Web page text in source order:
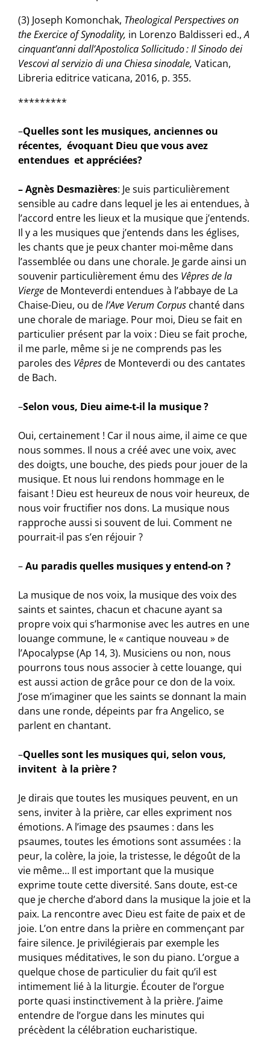
(3) Joseph Komonchak, Theological Perspectives on
the Exercice of Synodality, in Lorenzo Baldisseri ed.,A
cinquant’anni dall’Apostolica Sollicitudo : Il Sinodo dei
Vescovi al servizio di una Chiesa sinodale,Vatican,
Libreria editrice vaticana, 2016, p. 355.
*********
–Quelles sont les musiques, anciennes ou
récentes, évoquant Dieu que vous avez
entendues et appréciées?
– Agnès Desmazières: Je suis particulièrement
sensible au cadre dans lequel je les ai entendues, à
l’accord entre les lieux et la musique que j’entends.
Il y a les musiques que j’entends dans les églises,
les chants que je peux chanter moi-même dans
l’assemblée ou dans une chorale. Je garde ainsi un
souvenir particulièrement ému des Vêpres de la
Viergede Monteverdi entendues à l’abbaye de La
Chaise-Dieu, ou del’Ave Verum Corpus chanté dans
une chorale de mariage. Pour moi, Dieu se fait en
particulier présent par la voix : Dieu se fait proche,
il me parle, même si je ne comprends pas les
paroles des Vêpresde Monteverdi ou des cantates
de Bach.
–Selon vous, Dieu aime-t-il la musique ?
Oui, certainement ! Car il nous aime, il aime ce que
nous sommes. Il nous a créé avec une voix, avec
des doigts, une bouche, des pieds pour jouer de la
musique. Et nous lui rendons hommage en le
faisant ! Dieu est heureux de nous voir heureux, de
nous voir fructifier nos dons. La musique nous
rapproche aussi si souvent de lui. Comment ne
pourrait-il pas s’en réjouir ?
–Au paradis quelles musiques y entend-on ?
La musique de nos voix, la musique des voix des
saints et saintes, chacun et chacune ayant sa
propre voix qui s’harmonise avec les autres en une
louange commune, le « cantique nouveau » de
l’Apocalypse (Ap 14, 3). Musiciens ou non, nous
pourrons tous nous associer à cette louange, qui
est aussi action de grâce pour ce don de la voix.
J’ose m’imaginer que les saints se donnant la main
dans une ronde, dépeints par fra Angelico, se
parlent en chantant.
–Quelles sont les musiques qui, selon vous,
invitent à la prière ?
Je dirais que toutes les musiques peuvent, en un
sens, inviter à la prière, car elles expriment nos
émotions. A l’image des psaumes : dans les
psaumes, toutes les émotions sont assumées : la
peur, la colère, la joie, la tristesse, le dégoût de la
vie même… Il est important que la musique
exprime toute cette diversité. Sans doute, est-ce
que je cherche d’abord dans la musique la joie et la
paix. La rencontre avec Dieu est faite de paix et de
joie. L’on entre dans la prière en commençant par
faire silence. Je privilégierais par exemple les
musiques méditatives, le son du piano. L’orgue a
quelque chose de particulier du fait qu’il est
intimement lié à la liturgie. Écouter de l’orgue
porte quasi instinctivement à la prière. J’aime
entendre de l’orgue dans les minutes qui
précèdent la célébration eucharistique.